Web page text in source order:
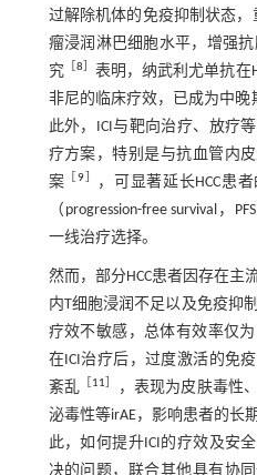
过解除机体的免疫抑制状态
瘤浸润淋巴细胞水平，增强抗
究
8
表明，纳武利尤单抗在
非尼的临床疗效，已成为中晚
此外，ICI与靶向治疗、放疗
疗方案，特别是与抗血管内
案
9］
，可显著延长HCC患
（progression-free survival，
一线治疗选择。
然而，部分HCC患者因存在主
内T细胞浸润不足以及免疫抑
疗效不敏感，总体有效率仅为
在ICI治疗后，过度激活的免
紊乱
11
，表现为皮肤毒性
泌毒性等irAE，影响患者的长
此，如何提升ICI的疗效及安
决的问题，联合其他具有协